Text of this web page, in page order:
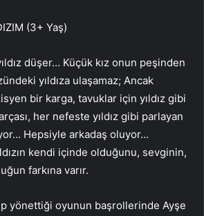
(3+ Yaş)
düşer… Küçük kız onun peşinden
yıldıza ulaşamaz; Ancak
bir karga, tavuklar için yıldız gibi
her nefeste yıldız gibi parlayan
Hepsiyle arkadaş oluyor…
kendi içinde olduğunu, sevginin,
farkına varır.
yönettiği oyunun başrollerinde Ayşe